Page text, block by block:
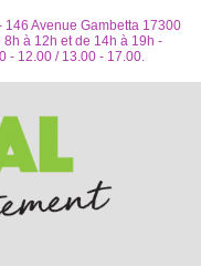
146 Avenue Gambetta 17300
à 12h et de 14h à 19h -
- 12.00 / 13.00 - 17.00.